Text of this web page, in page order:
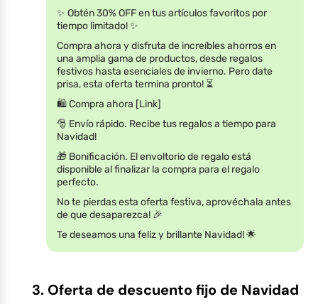
✨ Obtén 30% OFF en tus artículos favoritos por
tiempo limitado! ✨
Compra ahora y disfruta de increíbles ahorros en
una amplia gama de productos, desde regalos
festivos hasta esenciales de invierno. Pero date
prisa, esta oferta termina pronto! ⏳
🛍️ Compra ahora [Link]
🎅 Envío rápido. Recibe tus regalos a tiempo para
Navidad!
🎁 Bonificación. El envoltorio de regalo está
disponible al finalizar la compra para el regalo
perfecto.
No te pierdas esta oferta festiva, aprovéchala antes
de que desaparezca! 🎉
Te deseamos una feliz y brillante Navidad! 🌟
3. Oferta de descuento fijo de Navidad